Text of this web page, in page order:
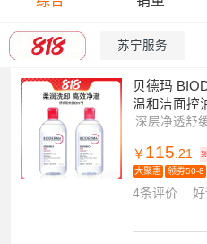
苏宁服务
贝德玛
温和洁面控
感肌使用
深层净透舒
￥ 115.21
大聚惠 领券50-8
4条评价